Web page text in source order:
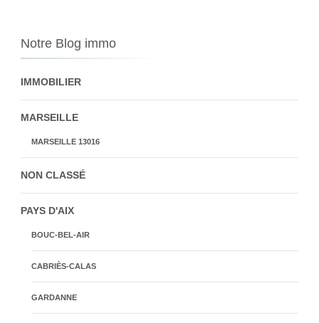
Notre Blog immo
IMMOBILIER
MARSEILLE
MARSEILLE 13016
NON CLASSÉ
PAYS D'AIX
BOUC-BEL-AIR
CABRIÈS-CALAS
GARDANNE